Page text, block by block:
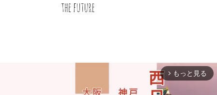
arrow_forward_ios もっと見る